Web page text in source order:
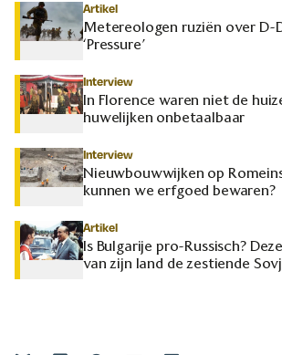
Artikel
Metereologen ruziën over D-
‘Pressure’
Interview
In Florence waren niet de
huwelijken onbetaalbaar
Interview
Nieuwbouwwijken op
kunnen we erfgoed bewaren?
Artikel
Is Bulgarije pro-Russisch?
van zijn land de zestiende